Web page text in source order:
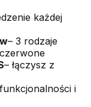
każdej
– 3 rodzaje
– łączysz z
i